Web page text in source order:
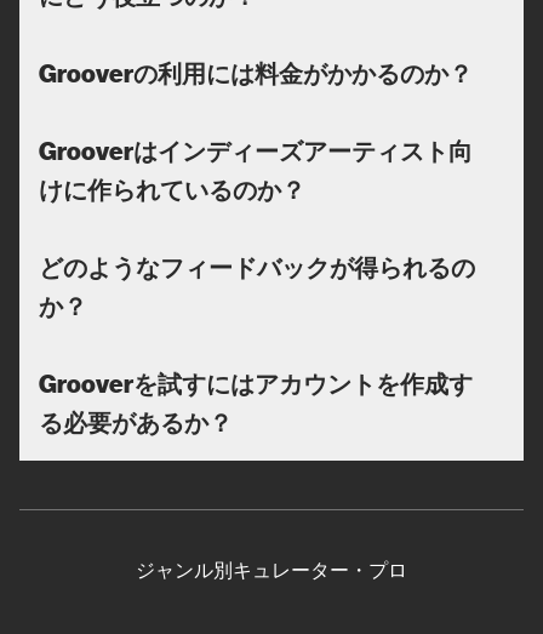
Grooverの利用には料金がかかるのか？
Grooverはインディーズアーティスト向
けに作られているのか？
どのようなフィードバックが得られるの
か？
Grooverを試すにはアカウントを作成す
る必要があるか？
ジャンル別キュレーター・プロ